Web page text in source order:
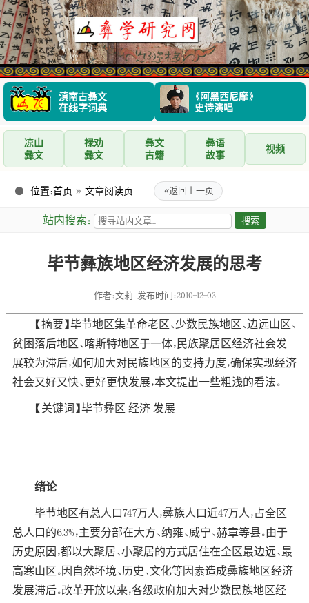
滇南古彝文
在线字词典
《阿黑西尼摩》
史诗演唱
凉山
彝文
禄劝
彝文
彝文
古籍
彝语
故事
视频
位置：首页 » 文章阅读页 «返回上一页
站内搜索：
毕节彝族地区经济发展的思考
作者：文莉 发布时间：2010-12-03
【摘要】毕节地区集革命老区、少数民族地区、边远山区、
贫困落后地区、喀斯特地区于一体，民族聚居区经济社会发
展较为滞后，如何加大对民族地区的支持力度，确保实现经济
社会又好又快、更好更快发展，本文提出一些粗浅的看法。
【关键词】毕节彝区 经济 发展
绪论
毕节地区有总人口747万人，彝族人口近47万人，占全区
总人口的6.3%，主要分部在大方、纳雍、威宁、赫章等县。由于
历史原因，都以大聚居、小聚居的方式居住在全区最边远、最
高寒山区。因自然坏境、历史、文化等因素造成彝族地区经济
发展滞后。改革开放以来，各级政府加大对少数民族地区经